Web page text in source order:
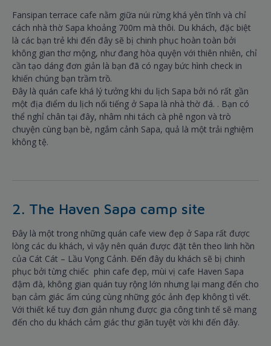
Fansipan terrace cafe nằm giữa núi rừng khá yên tĩnh và chỉ
cách nhà thờ Sapa khoảng 700m mà thôi. Du khách, đặc biệt
là các bạn trẻ khi đến đây sẽ bị chinh phục hoàn toàn bởi
không gian thơ mộng, như đang hòa quyện với thiên nhiên, chỉ
cần tạo dáng đơn giản là bạn đã có ngay bức hình check in
khiến chúng bạn trầm trồ.
Đây là quán cafe khá lý tưởng khi du lịch Sapa bởi nó rất gần
một địa điểm du lịch nổi tiếng ở Sapa là nhà thờ đá. . Bạn có
thể nghỉ chân tại đây, nhâm nhi tách cà phê ngon và trò
chuyện cùng bạn bè, ngắm cảnh Sapa, quả là một trải nghiệm
không tệ.
2. The Haven Sapa camp site
Đây là một trong những quán cafe view đẹp ở Sapa rất được
lòng các du khách, vì vậy nên quán được đặt tên theo linh hồn
của Cát Cát – Lầu Vọng Cảnh. Đến đây du khách sẽ bị chinh
phục bởi từng chiếc phin cafe đẹp, mùi vị cafe Haven Sapa
đậm đà, không gian quán tuy rộng lớn nhưng lại mang đến cho
bạn cảm giác ấm cúng cùng những góc ảnh đẹp không tì vết.
Với thiết kế tuy đơn giản nhưng được gia công tinh tế sẽ mang
đến cho du khách cảm giác thư giãn tuyệt vời khi đến đây.